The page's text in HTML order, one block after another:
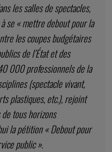
les salles de spectacles,
se « mettre debout pour la
les coupes budgétaires
de l’État et des
000 professionnels de la
(spectacle vivant,
plastiques, etc.), rejoint
tous horizons
la pétition « Debout pour
public ».